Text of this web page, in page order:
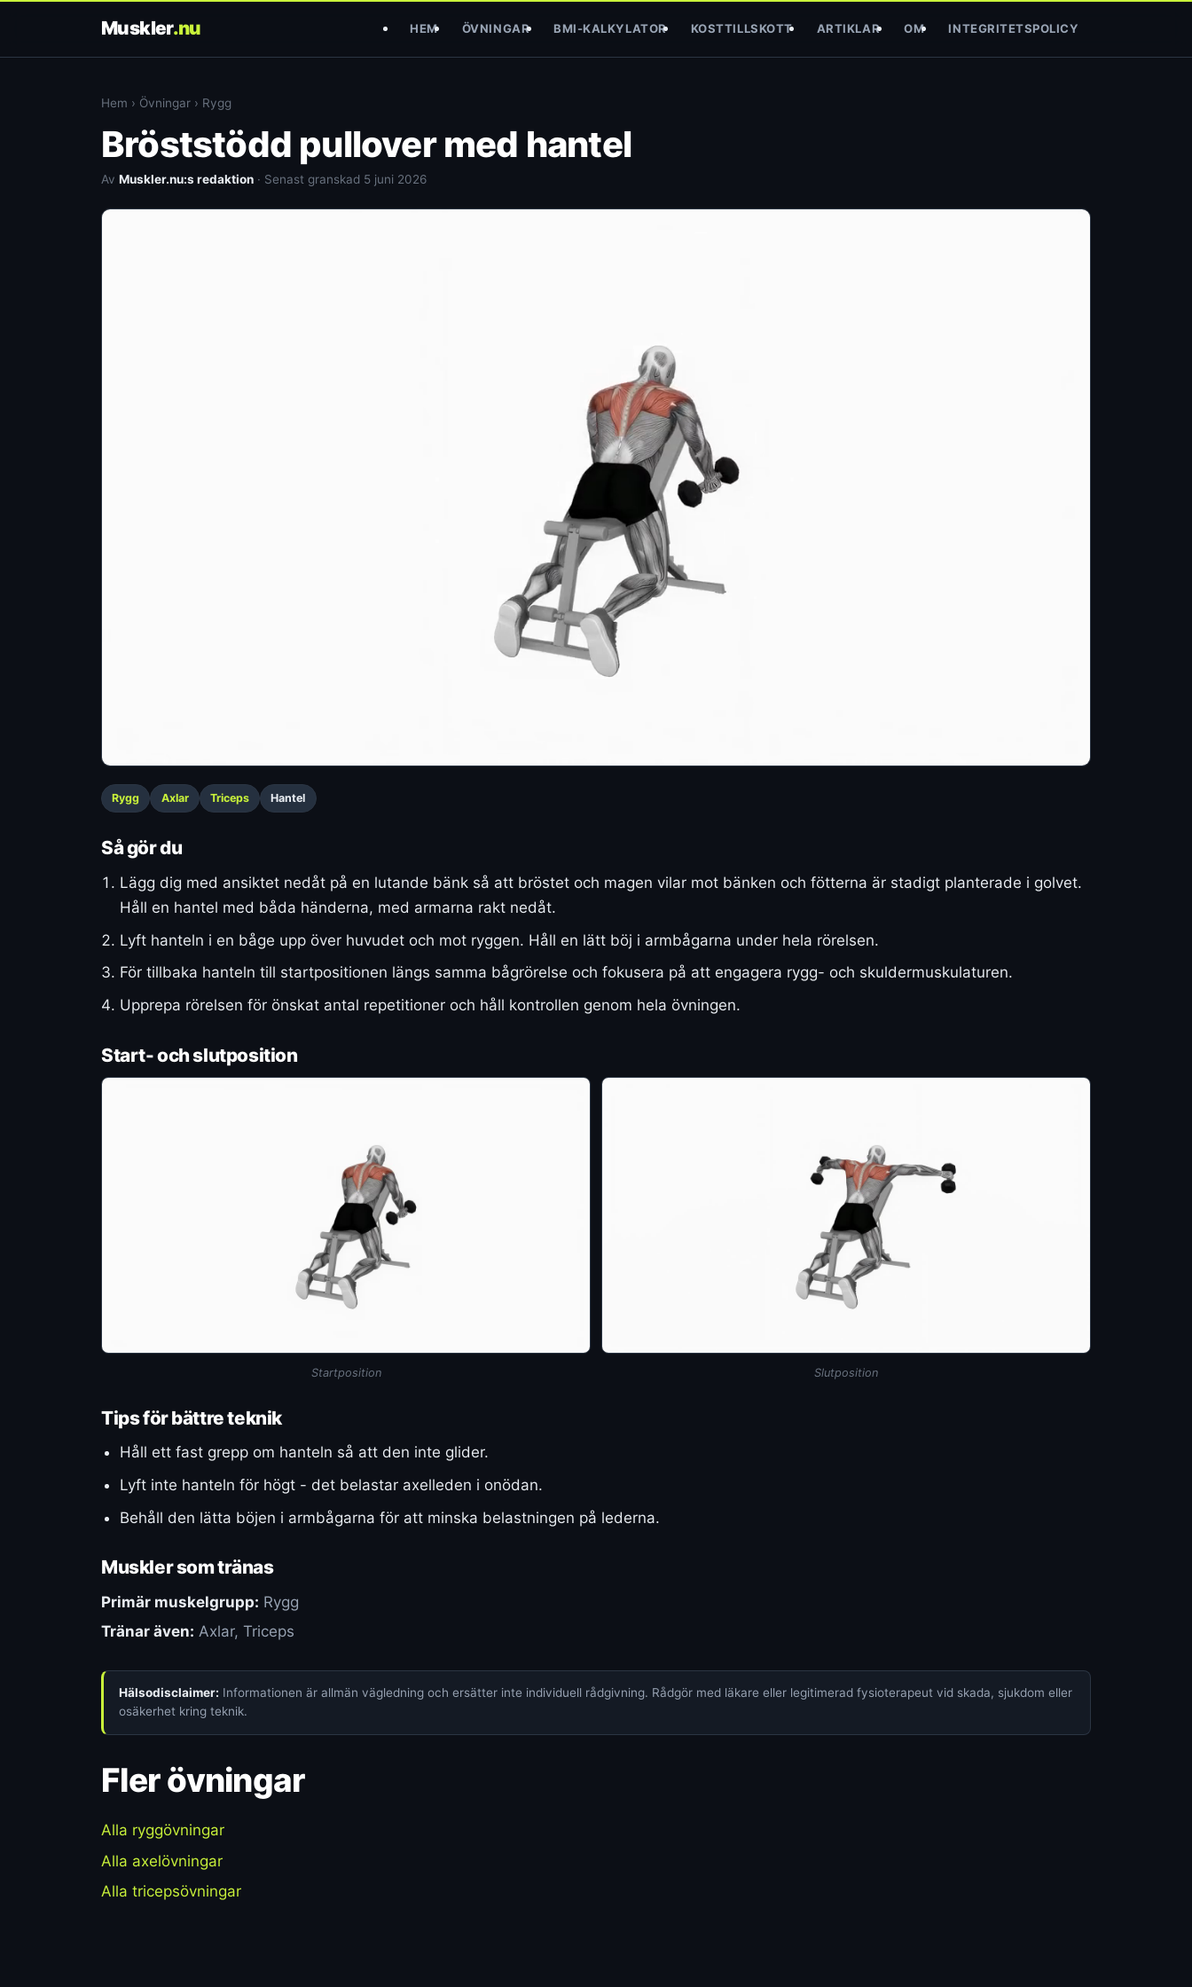
Muskler.nu HEM ÖVNINGAR BMI-KALKYLATOR KOSTTILLSKOTT ARTIKLAR OM INTEGRITETSPOLICY
Hem › Övningar › Rygg
Bröststödd pullover med hantel
Av Muskler.nu:s redaktion · Senast granskad 5 juni 2026
Rygg Axlar Triceps Hantel
Så gör du
Lägg dig med ansiktet nedåt på en lutande bänk så att bröstet och magen vilar mot bänken och fötterna är stadigt planterade i golvet.
Håll en hantel med båda händerna, med armarna rakt nedåt.
Lyft hanteln i en båge upp över huvudet och mot ryggen. Håll en lätt böj i armbågarna under hela rörelsen.
För tillbaka hanteln till startpositionen längs samma bågrörelse och fokusera på att engagera rygg- och skuldermuskulaturen.
Upprepa rörelsen för önskat antal repetitioner och håll kontrollen genom hela övningen.
Start- och slutposition
Startposition Slutposition
Tips för bättre teknik
Håll ett fast grepp om hanteln så att den inte glider.
Lyft inte hanteln för högt - det belastar axelleden i onödan.
Behåll den lätta böjen i armbågarna för att minska belastningen på lederna.
Muskler som tränas
Primär muskelgrupp: Rygg
Tränar även: Axlar, Triceps
Hälsodisclaimer: Informationen är allmän vägledning och ersätter inte individuell rådgivning. Rådgör med läkare eller legitimerad fysioterapeut vid skada, sjukdom eller
osäkerhet kring teknik.
Fler övningar
Alla ryggövningar
Alla axelövningar
Alla tricepsövningar